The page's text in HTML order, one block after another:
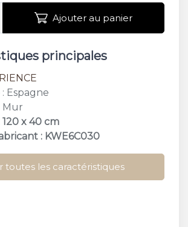
Ajouter au panier
principales
: Espagne
Mur
120 x 40 cm
: KWE6C030
toutes les caractéristiques